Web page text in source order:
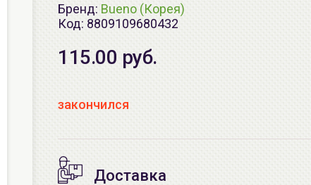
Бренд: Bueno (Корея)
Код: 8809109680432
115.00 руб.
закончился
Доставка